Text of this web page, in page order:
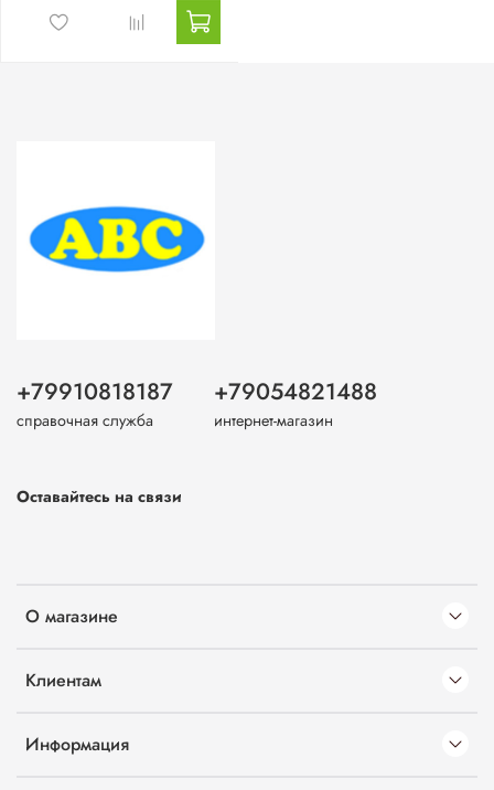
О магазине
Клиентам
Информация
+79910818187
справочная служба
+79054821488
интернет-магазин
Оставайтесь на связи